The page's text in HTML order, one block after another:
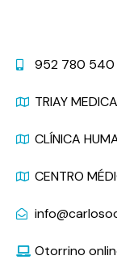
952 780 540
TRIAY
CLÍNICA
CENTRO
Otorrino